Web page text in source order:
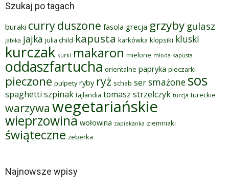
Szukaj po tagach
buraki curryduszone fasola grecja grzyby gulasz
jabłka jajka julia child kapusta karkówka klopsiki kluski
kurczak kurki makaron mielone młoda kapusta
oddaszfartucha orientalne papryka pieczarki
pieczone pulpety ryby ryż schab sersmażone sos
spaghetti szpinak tajlandia tomasz strzelczyk turcja tureckie
warzywa wegetariańskie
wieprzowina wołowina zapiekanka ziemniaki
świąteczne żeberka
Najnowsze wpisy